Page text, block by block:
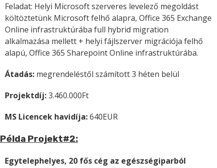
Feladat: Helyi Microsoft szerveres levelező megoldást
költöztetünk Microsoft felhő alapra, Office 365 Exchange
Online infrastruktúrába full hybrid migration
alkalmazása mellett + helyi fájlszerver migrációja felhő
alapú, Office 365 Sharepoint Online infrastruktúrába.
Átadás: megrendeléstől számított 3 héten belül
Projektdíj:3.460.000Ft
MS Licencek havidíja:640EUR
Példa Projekt#2:
Egytelephelyes, 20 fős cég az egészségiparból